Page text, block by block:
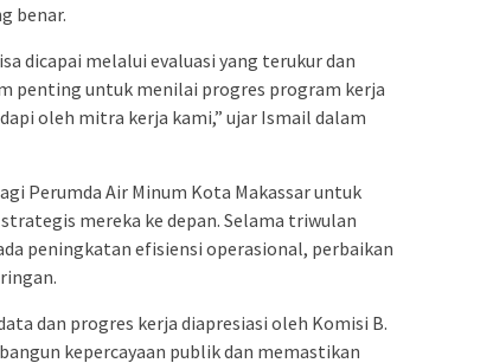
benar.
dicapai melalui evaluasi yang terukur dan
penting untuk menilai progres program kerja
oleh mitra kerja kami,” ujar Ismail dalam
Perumda Air Minum Kota Makassar untuk
mereka ke depan. Selama triwulan
peningkatan efisiensi operasional, perbaikan
dan progres kerja diapresiasi oleh Komisi B.
kepercayaan publik dan memastikan